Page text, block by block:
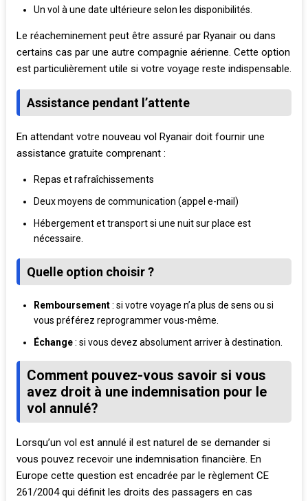
Un vol à une date ultérieure selon les disponibilités.
Le réacheminement peut être assuré par Ryanair ou dans
certains cas par une autre compagnie aérienne. Cette option
est particulièrement utile si votre voyage reste indispensable.
Assistance pendant l’attente
En attendant votre nouveau vol Ryanair doit fournir une
assistance gratuite comprenant :
Repas et rafraîchissements
Deux moyens de communication (appel e-mail)
Hébergement et transport si une nuit sur place est
nécessaire.
Quelle option choisir ?
Remboursement: si votre voyage n’a plus de sens ou si
vous préférez reprogrammer vous-même.
Échange: si vous devez absolument arriver à destination.
Comment pouvez-vous savoir si vous
avez droit à une indemnisation pour le
vol annulé?
Lorsqu’un vol est annulé il est naturel de se demander si
vous pouvez recevoir une indemnisation financière. En
Europe cette question est encadrée par le règlement CE
261/2004 qui définit les droits des passagers en cas